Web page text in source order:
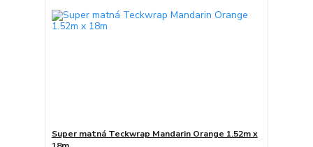
Super matná Teckwrap Mandarin Orange 1.52m x